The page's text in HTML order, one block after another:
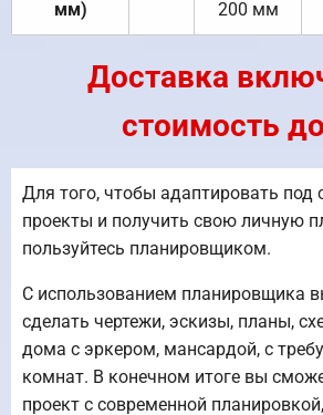
мм)
200 мм
Доставка
стоимость
Для того, чтобы адаптировать под
проекты и получить свою личную
пользуйтесь планировщиком.
С использованием планировщика
сделать чертежи, эскизы, планы,
дома с эркером, мансардой, с
комнат. В конечном итоге вы
проект с современной